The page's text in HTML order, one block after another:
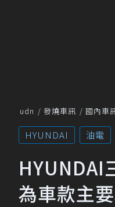
udn 發燒車訊 國內車
HYUNDAI 油電
HYUNDAI
為車款主